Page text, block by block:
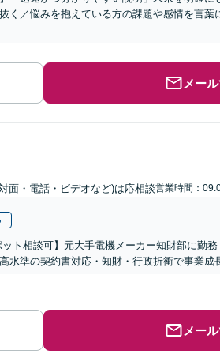
く／悩みを抱えている方の課題や感情を言
メー
面・電話・ビデオなど)は応相談営業時間：
ット相談可】元大手電機メーカー知財部に勤
水準の契約書対応・知財・行政折衝で事業成
メー